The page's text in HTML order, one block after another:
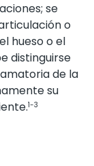
se
o
hueso o el
distinguirse
de la
su
1-3